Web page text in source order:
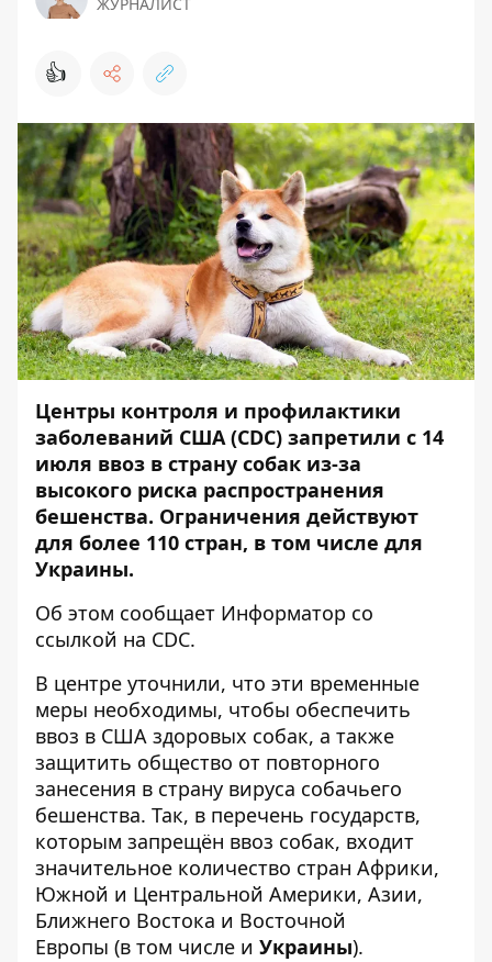
👍
Центры контроля и профилактики
заболеваний США (CDC) запретили с 14
июля ввоз в страну собак из-за
высокого риска распространения
бешенства. Ограничения действуют
для более 110 стран, в том числе для
Украины.
Об этом сообщает Информатор со
ссылкой на CDC.
В центре уточнили, что эти временные
меры необходимы, чтобы обеспечить
ввоз в США здоровых собак, а также
защитить общество от повторного
занесения в страну вируса собачьего
бешенства. Так, в перечень государств,
которым запрещён ввоз собак, входит
значительное количество стран Африки,
Южной и Центральной Америки, Азии,
Ближнего Востока и Восточной
Европы (в том числе и Украины).